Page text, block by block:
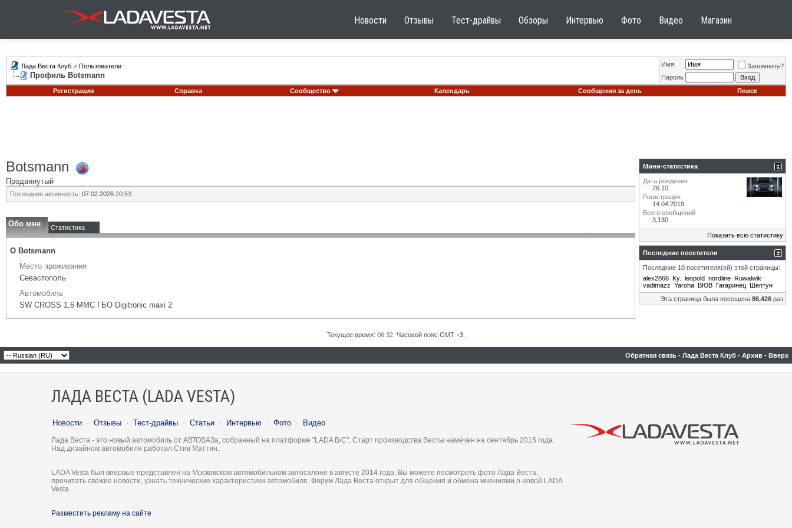
Новости Отзывы Тест-драйвы Обзоры Интервью Фото Видео Магазин
Лада Веста Клуб > Пользователи
Профиль Botsmann
Имя
Запомнить?
Пароль
Регистрация
Справка Сообщество Календарь Сообщения за день Поиск
Botsmann
Продвинутый
Последняя активность: 07.02.2026 20:53
Обо мне Статистика
О Botsmann
Место проживания
Севастополь
Автомобиль
SW CROSS 1,6 ММС ГБО Digitronic maxi 2
Мини-статистика
Дата рождения
26.10
Регистрация
14.04.2019
Всего сообщений
3,130
Показать всю статистику
Последние посетители
Последние 10 посетителя(ей) этой страницы:
alex2866 Ky. leopold nordline Ruwalwik
vadimazz Yaroha ВЮВ Гагаринец Шептун
Эта страница была посещена 86,426 раз
Текущее время: 06:32 . Часовой пояс GMT +3.
Обратная связь - Лада Веста Клуб - Архив - Вверх
ЛАДА ВЕСТА (LADA VESTA)
Новости · Отзывы · Тест-драйвы · Статьи · Интервью · Фото · Видео
Лада Веста - это новый автомобиль от АВТОВАЗа, собранный на платформе "LADA B/C". Старт производства Весты намечен на сентябрь 2015 года.
Над дизайном автомобиля работал Стив Маттин.
LADA Vesta был впервые представлен на Московском автомобильном автосалоне в августе 2014 года, Вы можете посмотреть фото Лада Веста,
прочитать свежие новости, узнать технические характеристики автомобиля. Форум Лада Веста открыт для общения и обмена мнениями о новой LADA
Vesta.
Разместить рекламу на сайте